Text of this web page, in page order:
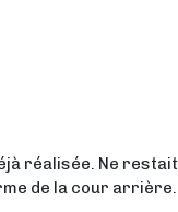
réalisée. Ne restait
de la cour arrière.